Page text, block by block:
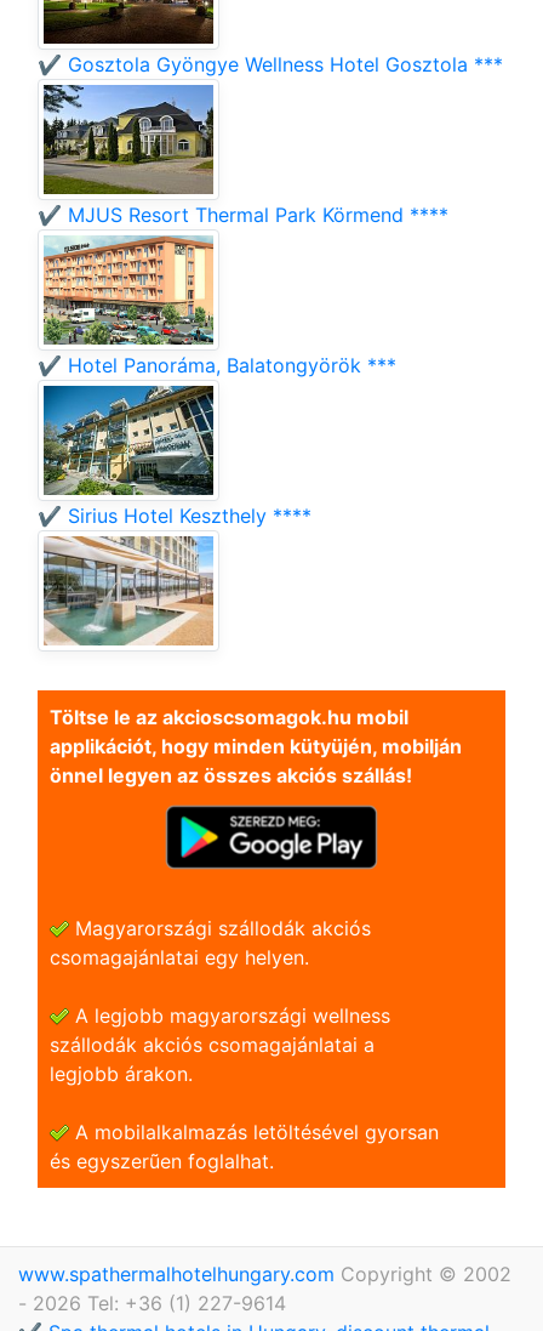
✔️ Gosztola Gyöngye Wellness Hotel Gosztola ***
✔️ MJUS Resort Thermal Park Körmend ****
✔️ Hotel Panoráma, Balatongyörök ***
✔️ Sirius Hotel Keszthely ****
Töltse le az akcioscsomagok.hu mobil
applikációt, hogy minden kütyüjén, mobilján
önnel legyen az összes akciós szállás!
Magyarországi szállodák akciós
csomagajánlatai egy helyen.
A legjobb magyarországi wellness
szállodák akciós csomagajánlatai a
legjobb árakon.
A mobilalkalmazás letöltésével gyorsan
és egyszerũen foglalhat.
www.spathermalhotelhungary.com Copyright © 2002
- 2026 Tel: +36 (1) 227-9614